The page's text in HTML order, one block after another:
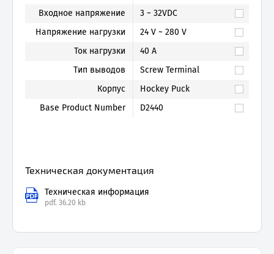
Входное напряжение
3 ~ 32VDC
Напряжение нагрузки
24 V ~ 280 V
Ток нагрузки
40 A
Тип выводов
Screw Terminal
Корпус
Hockey Puck
Base Product Number
D2440
Техническая документация
Техническая информация
pdf. 36.20 kb